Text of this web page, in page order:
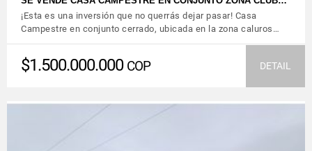
¡Esta es una inversión que no querrás dejar pasar! Casa
Campestre en conjunto cerrado, ubicada en la zona caluros…
$1.500.000.000 COP DETAIL